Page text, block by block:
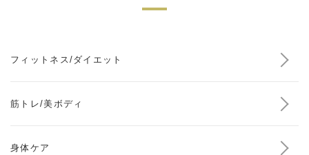
フィットネス/ダイエット
筋トレ/美ボディ
身体ケア